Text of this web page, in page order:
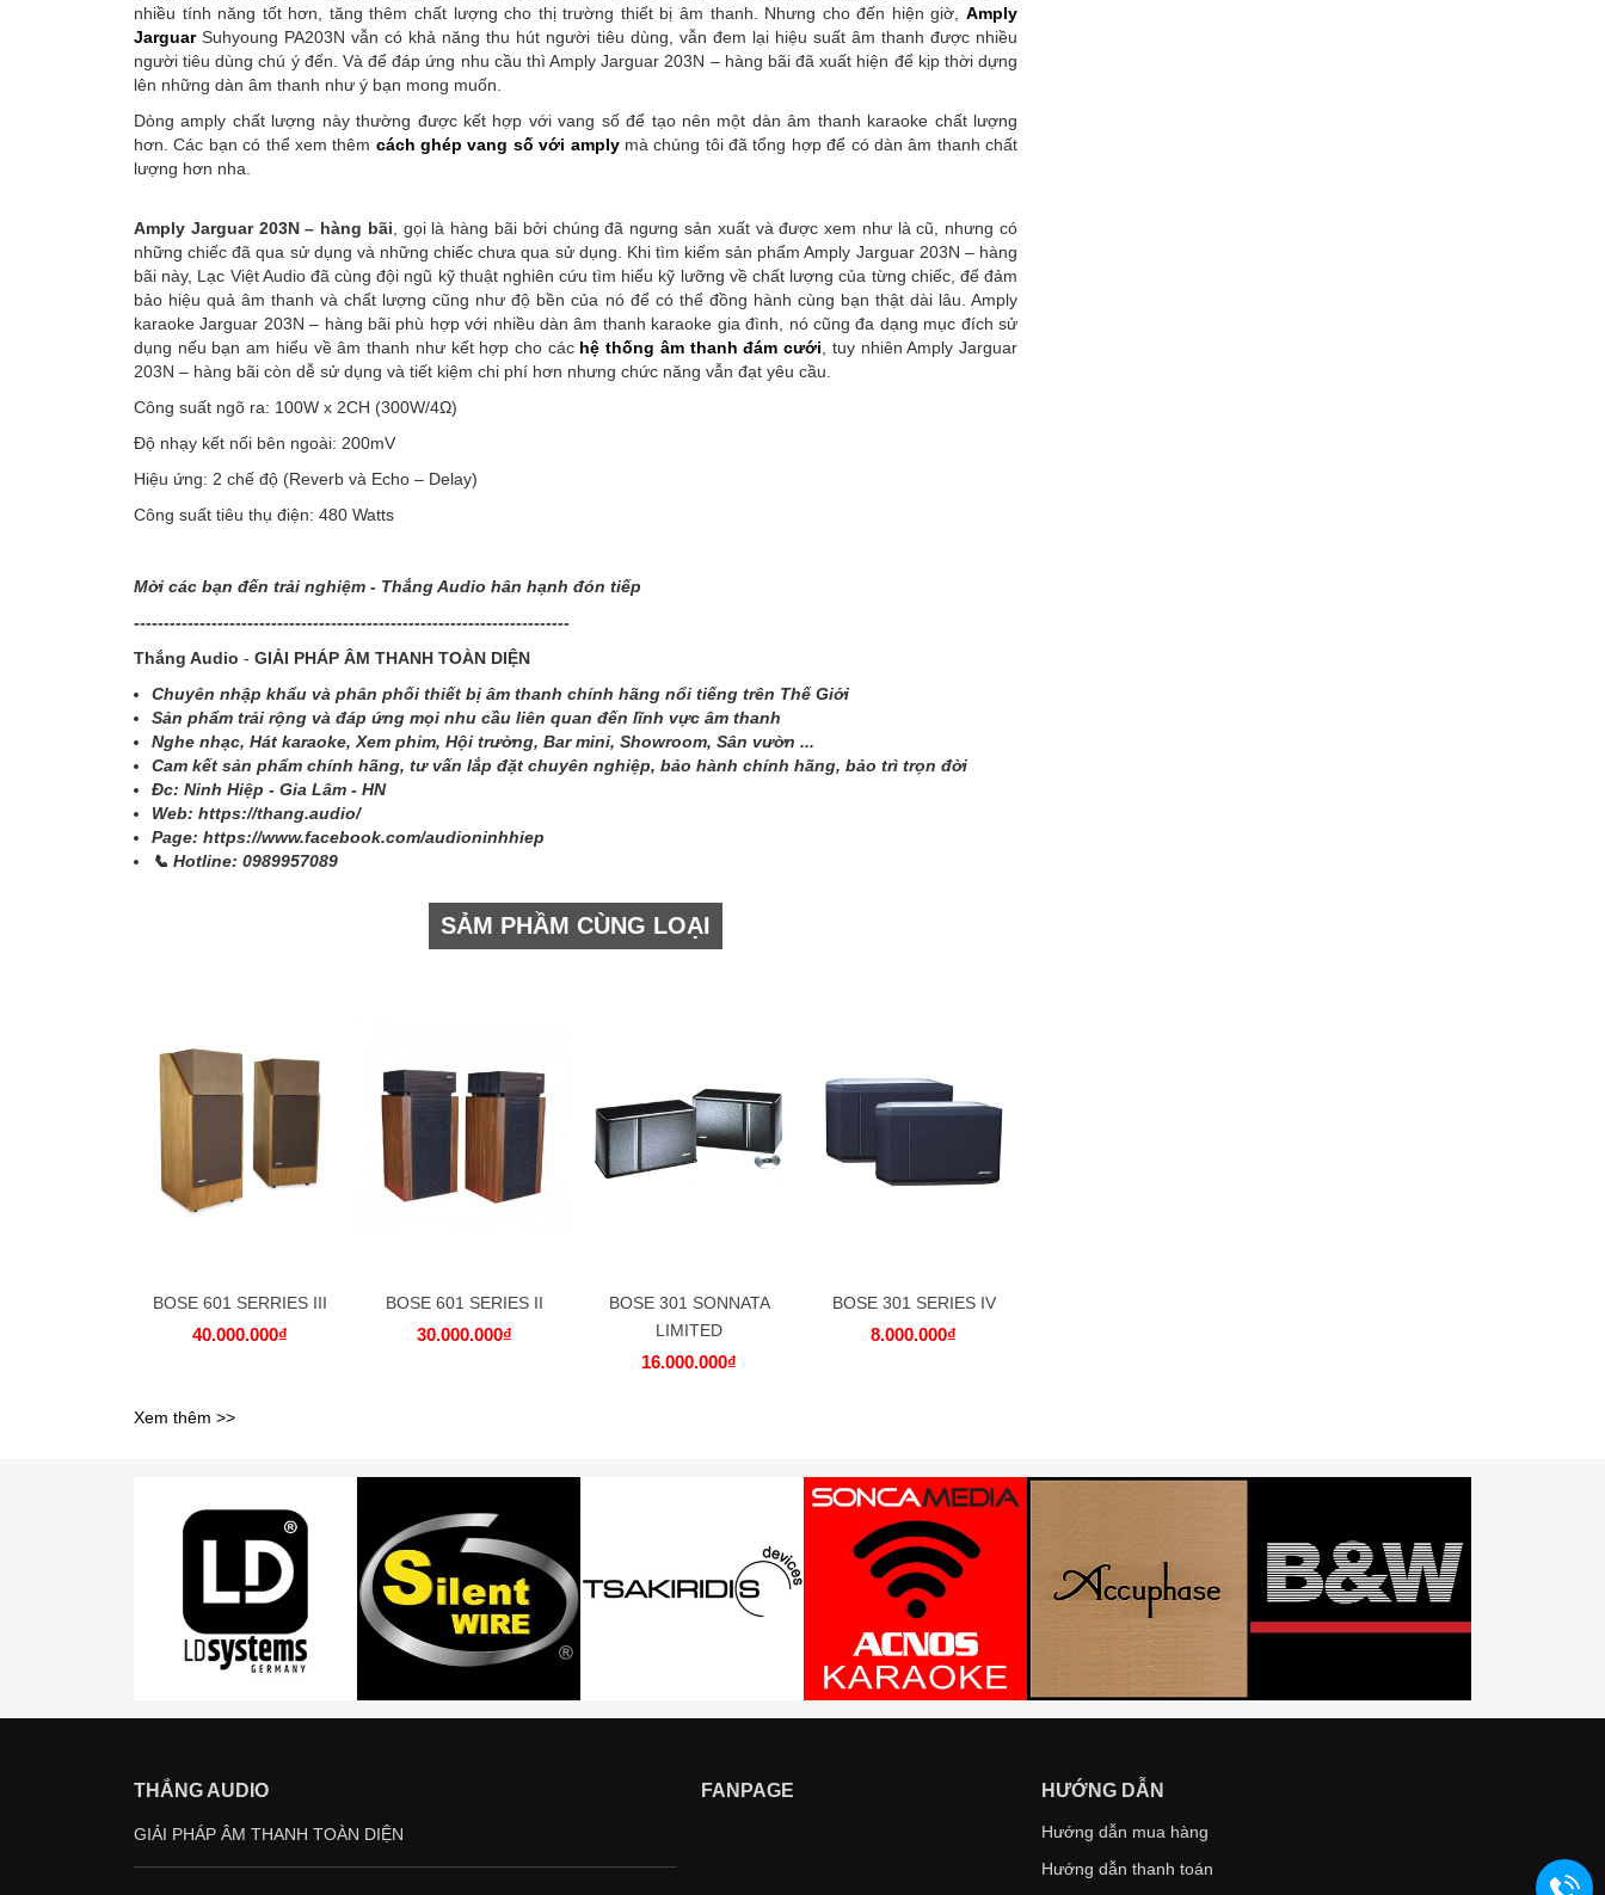
nhiều tính năng tốt hơn, tăng thêm chất lượng cho thị trường thiết bị âm thanh. Nhưng cho đến hiện giờ, Amply
JarguarSuhyoung PA203N vẫn có khả năng thu hút người tiêu dùng, vẫn đem lại hiệu suất âm thanh được nhiều
người tiêu dùng chú ý đến. Và để đáp ứng nhu cầu thì Amply Jarguar 203N – hàng bãi đã xuất hiện để kịp thời dựng
lên những dàn âm thanh như ý bạn mong muốn.
Dòng amply chất lượng này thường được kết hợp với vang số để tạo nên một dàn âm thanh karaoke chất lượng
hơn. Các bạn có thể xem thêm cách ghép vang số với amplymà chúng tôi đã tổng hợp để có dàn âm thanh chất
lượng hơn nha.
Amply Jarguar 203N – hàng bãi , gọi là hàng bãi bởi chúng đã ngưng sản xuất và được xem như là cũ, nhưng có
những chiếc đã qua sử dụng và những chiếc chưa qua sử dụng. Khi tìm kiếm sản phẩm Amply Jarguar 203N – hàng
bãi này, Lạc Việt Audio đã cùng đội ngũ kỹ thuật nghiên cứu tìm hiểu kỹ lưỡng về chất lượng của từng chiếc, để đảm
bảo hiệu quả âm thanh và chất lượng cũng như độ bền của nó để có thể đồng hành cùng bạn thật dài lâu. Amply
karaoke Jarguar 203N – hàng bãi phù hợp với nhiều dàn âm thanh karaoke gia đình, nó cũng đa dạng mục đích sử
dụng nếu bạn am hiểu về âm thanh như kết hợp cho các hệ thống âm thanh đám cưới , tuy nhiên Amply Jarguar
203N – hàng bãi còn dễ sử dụng và tiết kiệm chi phí hơn nhưng chức năng vẫn đạt yêu cầu.
Công suất ngõ ra: 100W x 2CH (300W/4Ω)
Độ nhạy kết nối bên ngoài: 200mV
Hiệu ứng: 2 chế độ (Reverb và Echo – Delay)
Công suất tiêu thụ điện: 480 Watts
Mời các bạn đến trải nghiệm - Thắng Audio hân hạnh đón tiếp
-------------------------------------------------------------------------
Thắng Audio - GIẢI PHÁP ÂM THANH TOÀN DIỆN
Chuyên nhập khẩu và phân phối thiết bị âm thanh chính hãng nổi tiếng trên Thế Giới
Sản phẩm trải rộng và đáp ứng mọi nhu cầu liên quan đến lĩnh vực âm thanh
Nghe nhạc, Hát karaoke, Xem phim, Hội trường, Bar mini, Showroom, Sân vườn ...
Cam kết sản phẩm chính hãng, tư vấn lắp đặt chuyên nghiệp, bảo hành chính hãng, bảo trì trọn đời
Đc: Ninh Hiệp - Gia Lâm - HN
Web: https://thang.audio/
Page: https://www.facebook.com/audioninhhiep
📞 Hotline: 0989957089
SẢM PHẦM CÙNG LOẠI
BOSE 601 SERRIES III
40.000.000₫
BOSE 601 SERIES II
30.000.000₫
BOSE 301 SONNATA
LIMITED
16.000.000₫
BOSE 301 SERIES IV
8.000.000₫
Xem thêm >>
THẮNG AUDIO
GIẢI PHÁP ÂM THANH TOÀN DIỆN
FANPAGE HƯỚNG DẪN
Hướng dẫn mua hàng
Hướng dẫn thanh toán